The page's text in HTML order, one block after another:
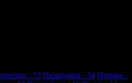
· 73 Пазарджик · 54 Перник ·